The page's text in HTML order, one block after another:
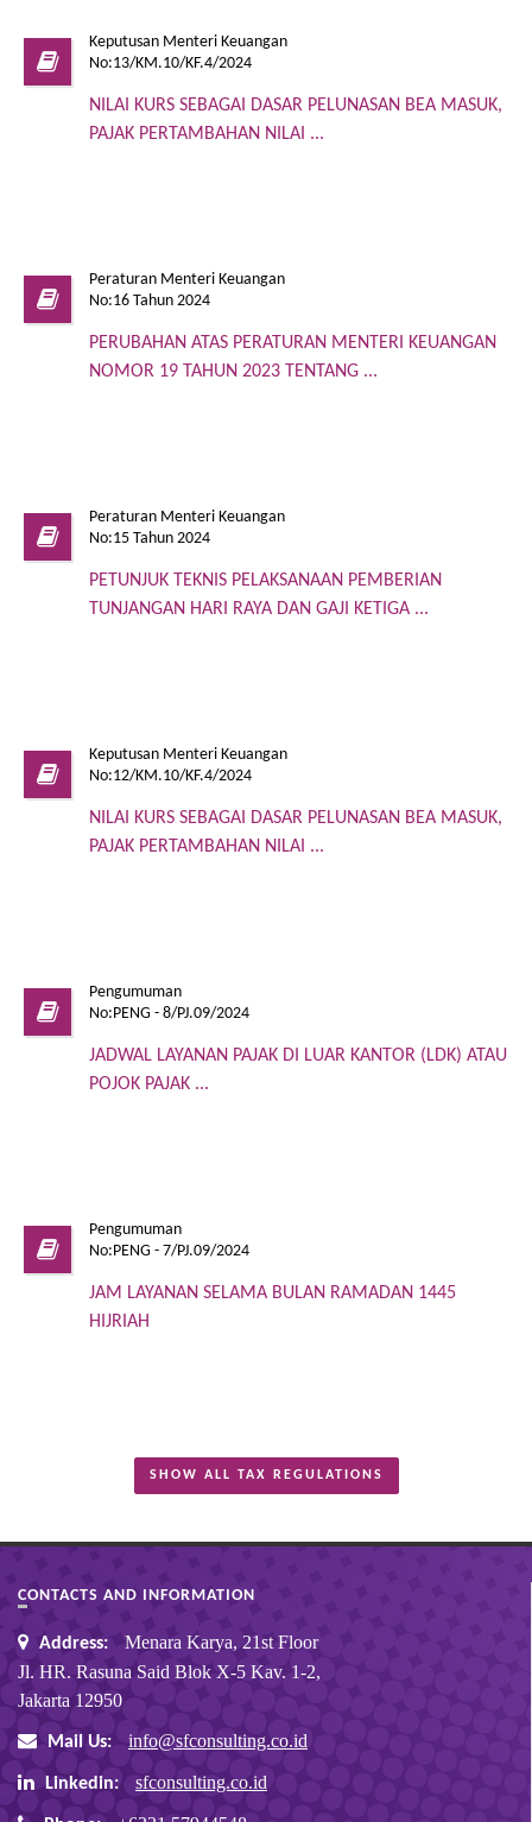
Keputusan Menteri Keuangan
No:13/KM.10/KF.4/2024
NILAI KURS SEBAGAI DASAR PELUNASAN BEA MASUK,
PAJAK PERTAMBAHAN NILAI ...
Peraturan Menteri Keuangan
No:16 Tahun 2024
PERUBAHAN ATAS PERATURAN MENTERI KEUANGAN
NOMOR 19 TAHUN 2023 TENTANG ...
Peraturan Menteri Keuangan
No:15 Tahun 2024
PETUNJUK TEKNIS PELAKSANAAN PEMBERIAN
TUNJANGAN HARI RAYA DAN GAJI KETIGA ...
Keputusan Menteri Keuangan
No:12/KM.10/KF.4/2024
NILAI KURS SEBAGAI DASAR PELUNASAN BEA MASUK,
PAJAK PERTAMBAHAN NILAI ...
Pengumuman
No:PENG - 8/PJ.09/2024
JADWAL LAYANAN PAJAK DI LUAR KANTOR (LDK) ATAU
POJOK PAJAK ...
Pengumuman
No:PENG - 7/PJ.09/2024
JAM LAYANAN SELAMA BULAN RAMADAN 1445
HIJRIAH
SHOW ALL TAX REGULATIONS
CONTACTS AND INFORMATION
Address:
Menara Karya, 21st Floor
Jl. HR. Rasuna Said Blok X-5 Kav. 1-2,
Jakarta 12950
Mail Us: info@sfconsulting.co.id
Linkedin: sfconsulting.co.id